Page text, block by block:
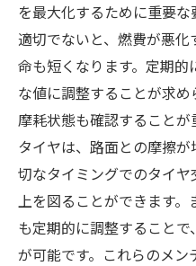
を最大化するために重要
適切でないと、燃費が悪
命も短くなります。定期
な値に調整することが求
摩耗状態も確認すること
タイヤは、路面との摩擦
切なタイミングでのタイ
上を図ることができます
も定期的に調整すること
が可能です。これらのメン